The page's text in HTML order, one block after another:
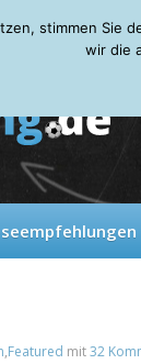
,Featured mit32
stimmen Sie
wir die